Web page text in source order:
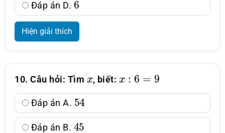
Đáp án D.
Hiện giải thích
10. Câu hỏi: Tìm , biết:
=
Đáp án A.
54
Đáp án B.
45